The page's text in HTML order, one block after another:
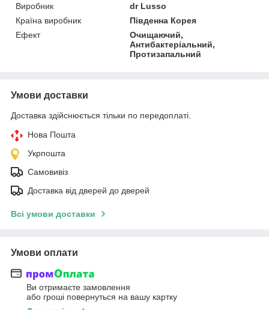
Виробник
dr Lusso
Країна виробник
Південна Корея
Ефект
Очищаючий,
Антибактеріальний,
Протизапальний
Умови доставки
Доставка здійснюється тільки по передоплаті.
Нова Пошта
Укрпошта
Самовивіз
Доставка від дверей до дверей
Всі умови доставки
Умови оплати
Ви отримаєте замовлення
або гроші повернуться на вашу картку